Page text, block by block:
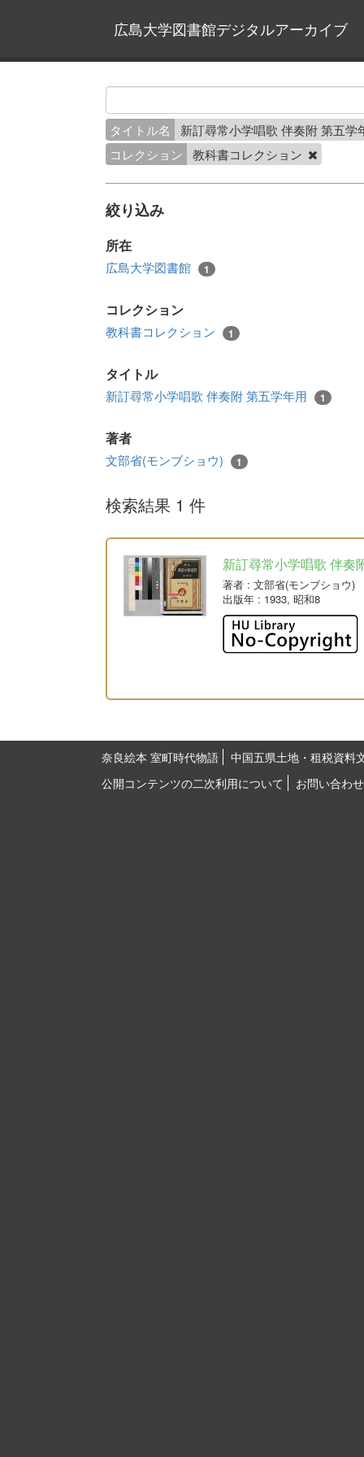
広島大学図書館デジタルアーカイブ
タイトル名
新訂尋常小学唱歌 伴奏附 第五学
コレクション
教科書コレクション
絞り込み
所在
広島大学図書館 1
コレクション
教科書コレクション 1
タイトル
新訂尋常小学唱歌 伴奏附 第五学年用 1
著者
文部省(モンブショウ) 1
検索結果 1 件
新訂尋常小学唱歌 伴奏
著者 : 文部省(モンブショウ)
出版年 : 1933, 昭和8
奈良絵本 室町時代物語
中国五県土地・租税資料
公開コンテンツの二次利用について
お問い合わせ